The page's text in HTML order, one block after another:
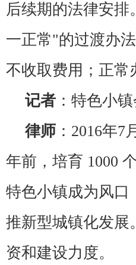
后续期的法律安
一正常"的过渡办
不收取费用；正常
记者 ：特色小
律师 ：2016年
年前，培育 1000
特色小镇成为风口
推新型城镇化发展
资和建设力度。